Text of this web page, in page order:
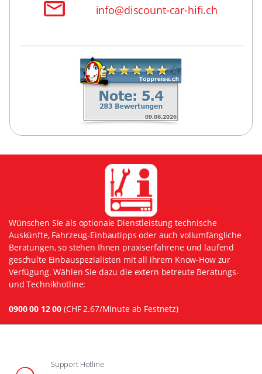
info@discount-car-hifi.ch
Wünschen Sie als optionale Dienstleistung technische
Auskünfte, Fahrzeug-Einbautipps oder auch vollumfängliche
Beratungen, so stehen Ihnen praxiserfahrene und laufend
geschulte Einbauspezialisten mit all ihrem Know-How zur
Verfügung. Wählen Sie dazu die extern betreute Beratungs-
und Technikhotline:
0900 00 12 00 (CHF 2.67/Minute ab Festnetz)
Support Hotline